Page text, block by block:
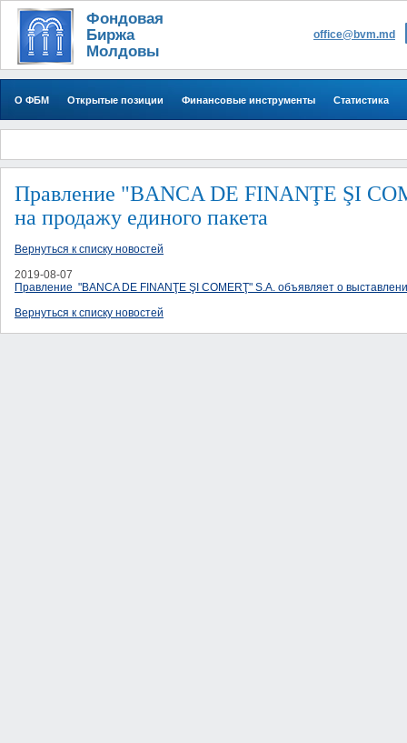
Фондовая
Биржа
Молдовы
office@bvm.md
О ФБМ Открытые позиции Финансовые инструменты Статистика
Правление "BANCA DE FINANŢE ŞI
на продажу единого пакета
Вернуться к списку новостей
2019-08-07
Правление "BANCA DE FINANŢE ŞI COMERŢ" S.A. объявляет о
Вернуться к списку новостей